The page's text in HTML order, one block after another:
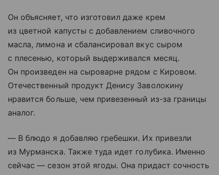
Он объясняет, что изготовил даже крем
из цветной капусты с добавлением сливочного
масла, лимона и сбалансировал вкус сыром
с плесенью, который выдерживался месяц.
Он произведен на сыроварне рядом с Кировом.
Отечественный продукт Денису Заволокину
нравится больше, чем привезенный из-за границы
аналог.
— В блюдо я добавляю гребешки. Их привезли
из Мурманска. Также туда идет голубика. Именно
сейчас — сезон этой ягоды. Она придаст сочность